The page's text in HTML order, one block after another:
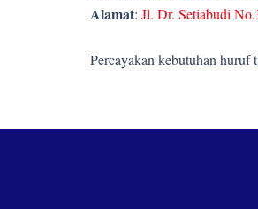
Alamat: Jl. Dr. Setiabudi
Percayakan kebutuhan